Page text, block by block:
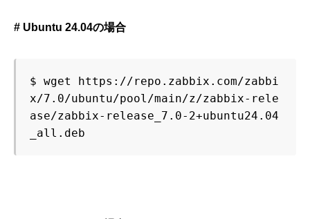
# Ubuntu 24.04の場合
$ wget https://repo.zabbix.com/zabbi
x/7.0/ubuntu/pool/main/z/zabbix-rele
ase/zabbix-release_7.0-2+ubuntu24.04
_all.deb